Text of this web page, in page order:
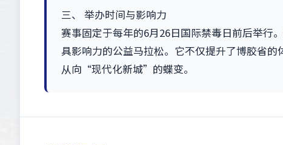
三、 举办时间与影响力
赛事固定于每年的6月26日国际禁毒日前后举行
具影响力的公益马拉松。它不仅提升了博胶省
从向“现代化新城”的蝶变。